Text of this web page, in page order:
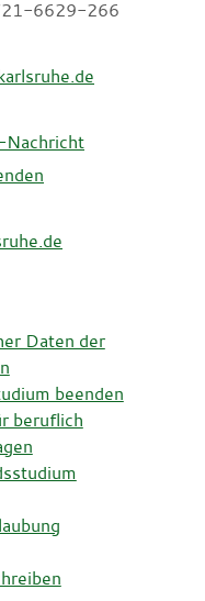
6629-266
Nachricht
Daten der
beenden
beruflich